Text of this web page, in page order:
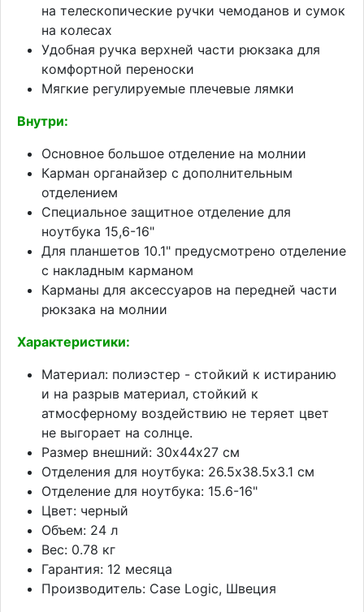
на телескопические ручки чемоданов и сумок
на колесах
Удобная ручка верхней части рюкзака для
комфортной переноски
Мягкие регулируемые плечевые лямки
Внутри:
Основное большое отделение на молнии
Карман органайзер с дополнительным
отделением
Специальное защитное отделение для
ноутбука 15,6-16"
Для планшетов 10.1" предусмотрено отделение
с накладным карманом
Карманы для аксессуаров на передней части
рюкзака на молнии
Характеристики:
Материал: полиэстер - стойкий к истиранию
и на разрыв материал, стойкий к
атмосферному воздействию не теряет цвет
не выгорает на солнце.
Размер внешний: 30x44х27 см
Отделения для ноутбука: 26.5х38.5х3.1 см
Отделение для ноутбука: 15.6-16"
Цвет: черный
Объем: 24 л
Вес: 0.78 кг
Гарантия: 12 месяца
Производитель: Case Logic, Швеция